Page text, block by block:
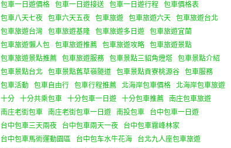
包車一日遊價格
包車一日遊接送 包車一日遊行程
包車價格表
包車八天七夜
包車六天五夜 包車旅遊 包車旅遊六天
包車旅遊台北
包車旅遊台灣
包車旅遊基隆 包車旅遊多日遊
包車旅遊宜蘭
包車旅遊懶人包
包車旅遊推薦 包車旅遊攻略
包車旅遊景點
包車旅遊景點推薦
包車旅遊服務 包車景點三貂角燈塔
包車景點介紹
包車景點台北
包車景點舊草嶺隧道 包車景點貢寮桃源谷
包車服務
包車活動
包車自由行 包車行程推薦 北海岸包車價格
北海岸包車旅遊
十分
十分共乘包車 十分包車一日遊 十分包車推薦
南庄包車旅遊
南庄老街包車
南庄老街包車一日遊 南投包車
台中包車一日遊
台中包車三天兩夜
台中包車兩天一夜
台中包車霧峰林家
台中包車馬術運動園區
台中包车水牛花海
台北九人座包車旅遊